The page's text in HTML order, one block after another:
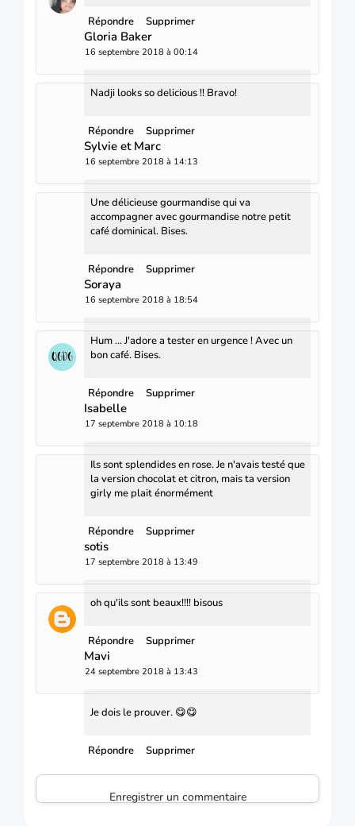
Répondre Supprimer
Gloria Baker
16 septembre 2018 à 00:14
Nadji looks so delicious !! Bravo!
Répondre Supprimer
Sylvie et Marc
16 septembre 2018 à 14:13
Une délicieuse gourmandise qui va
accompagner avec gourmandise notre petit
café dominical. Bises.
Répondre Supprimer
Soraya
16 septembre 2018 à 18:54
Hum … J'adore a tester en urgence ! Avec un
bon café. Bises.
Répondre Supprimer
Isabelle
17 septembre 2018 à 10:18
Ils sont splendides en rose. Je n'avais testé que
la version chocolat et citron, mais ta version
girly me plait énormément
Répondre Supprimer
sotis
17 septembre 2018 à 13:49
oh qu'ils sont beaux!!!! bisous
Répondre Supprimer
Mavi
24 septembre 2018 à 13:43
Je dois le prouver. 😋😋
Répondre Supprimer
Enregistrer un commentaire